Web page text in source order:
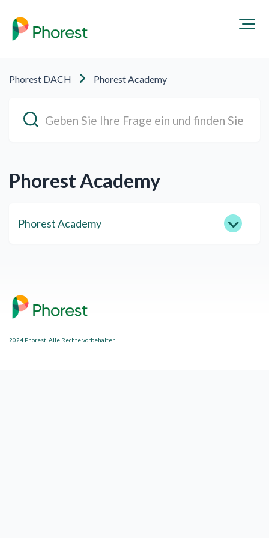
Phorest DACH Phorest Academy
Phorest Academy
Phorest Academy
2024 Phorest. Alle Rechte vorbehalten.